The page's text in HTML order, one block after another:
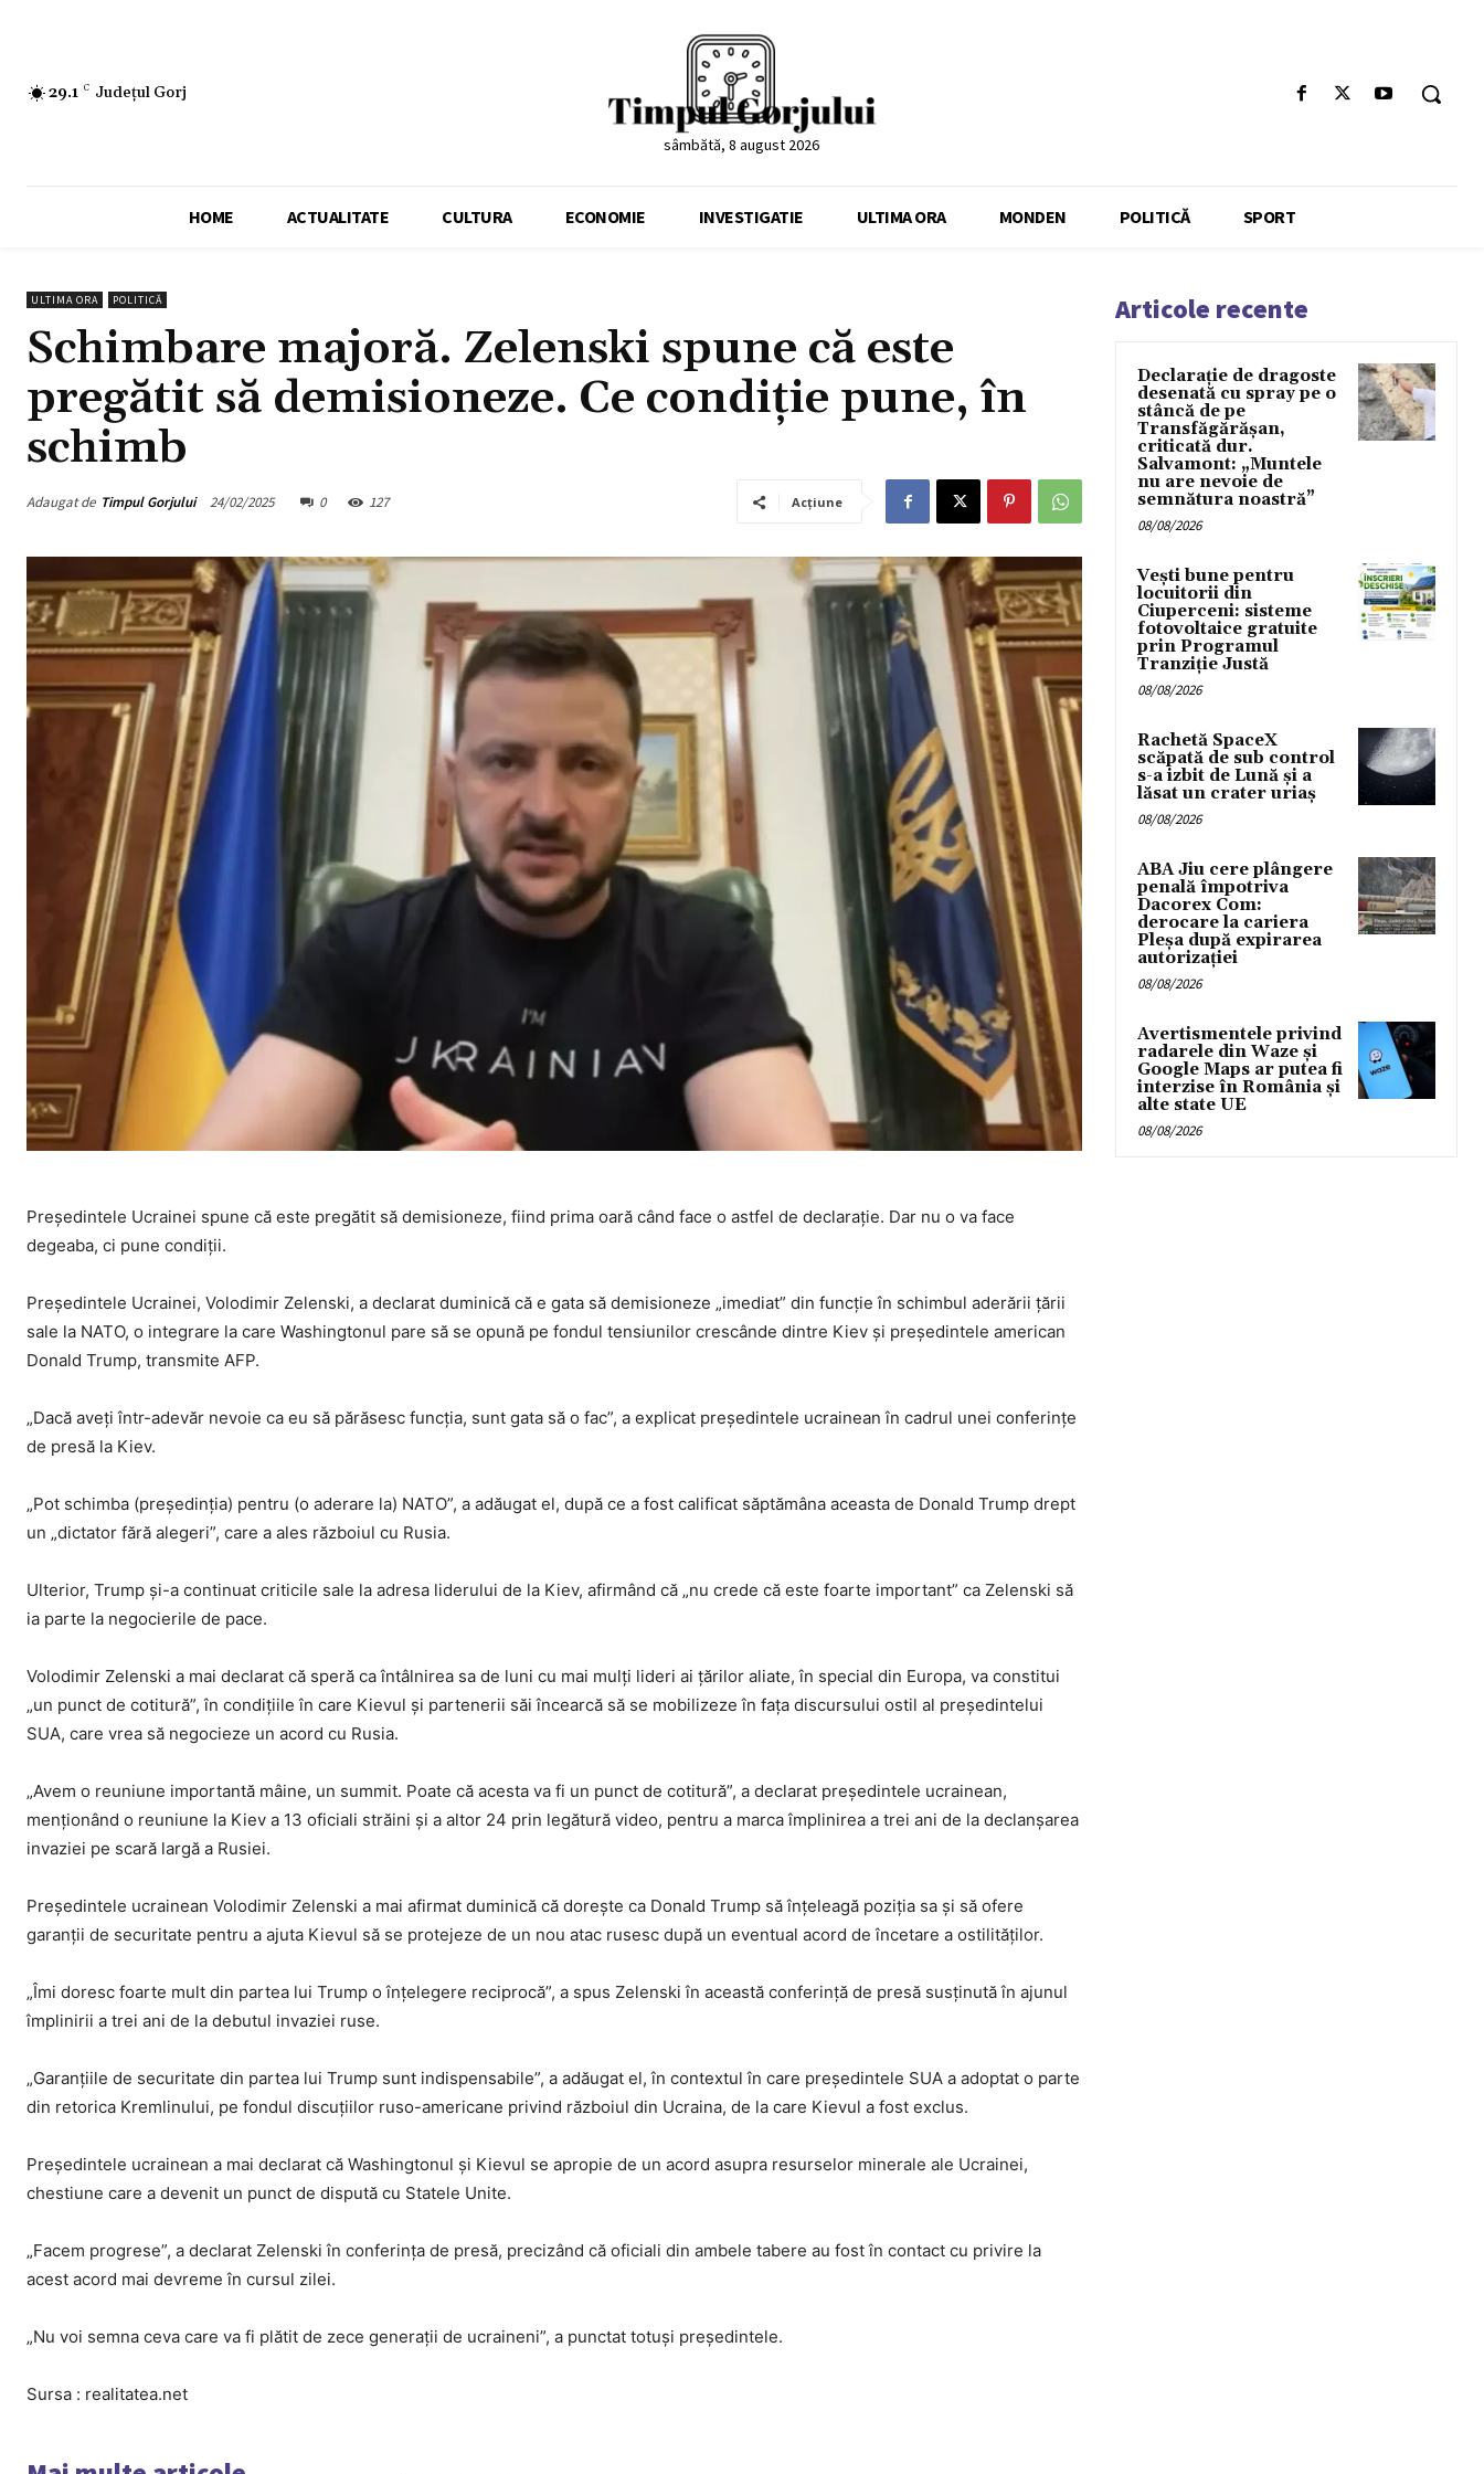
29.1 C Județul Gorj
sâmbătă, 8 august 2026
HOME ACTUALITATE CULTURA ECONOMIE INVESTIGATIE ULTIMA ORA MONDEN POLITICĂ SPORT
ULTIMA ORA POLITICĂ
Schimbare majoră. Zelenski spune că este
pregătit să demisioneze. Ce condiție pune, în
schimb
Adaugat de Timpul Gorjului 24/02/2025 0 127 Acțiune
Președintele Ucrainei spune că este pregătit să demisioneze, fiind prima oară când face o astfel de declarație. Dar nu o va face
degeaba, ci pune condiții.
Președintele Ucrainei, Volodimir Zelenski, a declarat duminică că e gata să demisioneze „imediat” din funcție în schimbul aderării țării
sale la NATO, o integrare la care Washingtonul pare să se opună pe fondul tensiunilor crescânde dintre Kiev și președintele american
Donald Trump, transmite AFP.
„Dacă aveți într-adevăr nevoie ca eu să părăsesc funcția, sunt gata să o fac”, a explicat președintele ucrainean în cadrul unei conferințe
de presă la Kiev.
„Pot schimba (președinția) pentru (o aderare la) NATO”, a adăugat el, după ce a fost calificat săptămâna aceasta de Donald Trump drept
un „dictator fără alegeri”, care a ales războiul cu Rusia.
Ulterior, Trump și-a continuat criticile sale la adresa liderului de la Kiev, afirmând că „nu crede că este foarte important” ca Zelenski să
ia parte la negocierile de pace.
Volodimir Zelenski a mai declarat că speră ca întâlnirea sa de luni cu mai mulți lideri ai țărilor aliate, în special din Europa, va constitui
„un punct de cotitură”, în condițiile în care Kievul și partenerii săi încearcă să se mobilizeze în fața discursului ostil al președintelui
SUA, care vrea să negocieze un acord cu Rusia.
„Avem o reuniune importantă mâine, un summit. Poate că acesta va fi un punct de cotitură”, a declarat președintele ucrainean,
menționând o reuniune la Kiev a 13 oficiali străini și a altor 24 prin legătură video, pentru a marca împlinirea a trei ani de la declanșarea
invaziei pe scară largă a Rusiei.
Președintele ucrainean Volodimir Zelenski a mai afirmat duminică că dorește ca Donald Trump să înțeleagă poziția sa și să ofere
garanții de securitate pentru a ajuta Kievul să se protejeze de un nou atac rusesc după un eventual acord de încetare a ostilităților.
„Îmi doresc foarte mult din partea lui Trump o înțelegere reciprocă”, a spus Zelenski în această conferință de presă susținută în ajunul
împlinirii a trei ani de la debutul invaziei ruse.
„Garanțiile de securitate din partea lui Trump sunt indispensabile”, a adăugat el, în contextul în care președintele SUA a adoptat o parte
din retorica Kremlinului, pe fondul discuțiilor ruso-americane privind războiul din Ucraina, de la care Kievul a fost exclus.
Președintele ucrainean a mai declarat că Washingtonul și Kievul se apropie de un acord asupra resurselor minerale ale Ucrainei,
chestiune care a devenit un punct de dispută cu Statele Unite.
„Facem progrese”, a declarat Zelenski în conferința de presă, precizând că oficiali din ambele tabere au fost în contact cu privire la
acest acord mai devreme în cursul zilei.
„Nu voi semna ceva care va fi plătit de zece generații de ucraineni”, a punctat totuși președintele.
Sursa : realitatea.net
Articole recente
Declarație de dragoste
desenată cu spray pe o
stâncă de pe
Transfăgărășan,
criticată dur.
Salvamont: „Muntele
nu are nevoie de
semnătura noastră”
08/08/2026
Vești bune pentru
locuitorii din
Ciuperceni: sisteme
fotovoltaice gratuite
prin Programul
Tranziție Justă
08/08/2026
Rachetă SpaceX
scăpată de sub control
s-a izbit de Lună și a
lăsat un crater uriaș
08/08/2026
ABA Jiu cere plângere
penală împotriva
Dacorex Com:
derocare la cariera
Pleșa după expirarea
autorizației
08/08/2026
Avertismentele privind
radarele din Waze și
Google Maps ar putea fi
interzise în România și
alte state UE
08/08/2026